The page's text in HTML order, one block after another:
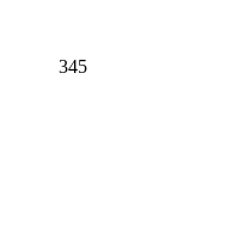
345